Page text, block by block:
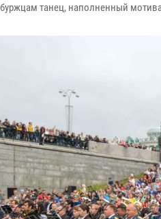
танец, наполненный